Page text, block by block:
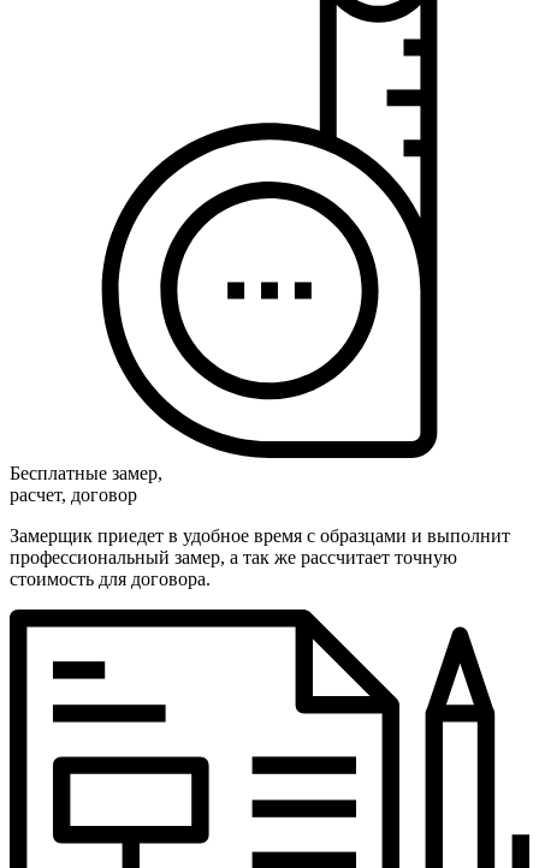
Бесплатные замер,
расчет, договор
Замерщик приедет в удобное время с образцами и выполнит
профессиональный замер, а так же рассчитает точную
стоимость для договора.